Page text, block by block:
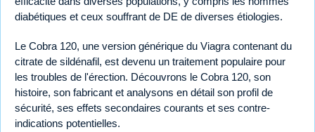
diabétiques et ceux souffrant de DE de diverses étiologies.
Le Cobra 120, une version générique du Viagra contenant du
citrate de sildénafil, est devenu un traitement populaire pour
les troubles de l'érection. Découvrons le Cobra 120, son
histoire, son fabricant et analysons en détail son profil de
sécurité, ses effets secondaires courants et ses contre-
indications potentielles.